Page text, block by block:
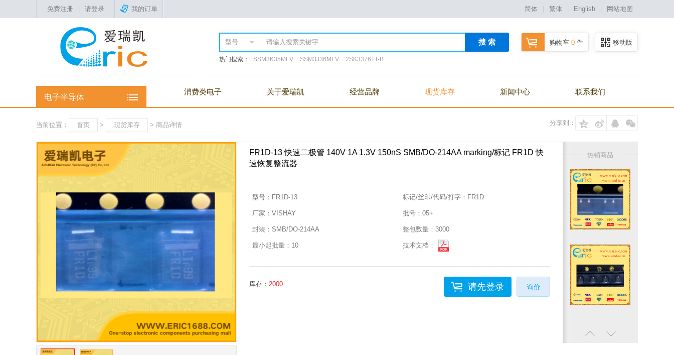
免费注册 请登录 我的订单 简体 繁体 English 网站地图
移动版
购物车 0 件
搜 索
热门搜索： SSM3K35MFV SSM3J36MFV 2SK3376TT-B
消费类电子 关于爱瑞凯 经营品牌 现货库存 新闻中心 联系我们
电子半导体
分享到：
当前位置： 首页 > 现货库存 > 商品详情
FR1D-13 快速二极管 140V 1A 1.3V 150nS SMB/DO-214AA marking/标记 FR1D 快
速恢复整流器
型号： FR1D-13 标记/丝印/代码/打字： FR1D
厂家： VISHAY 批号： 05+
封装： SMB/DO-214AA 整包数量： 3000
最小起批量： 10 技术文档：
询价
请先登录
库存： 2000
热销商品